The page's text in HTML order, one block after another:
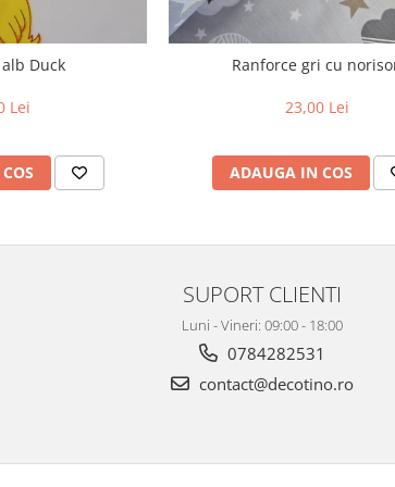
Duck
Lei
Ranforce gri cu
23,00 Lei
ADAUGA IN COS
SUPORT CLIENTI
Luni - Vineri: 09:00 - 18:00
0784282531
contact@decotino.ro